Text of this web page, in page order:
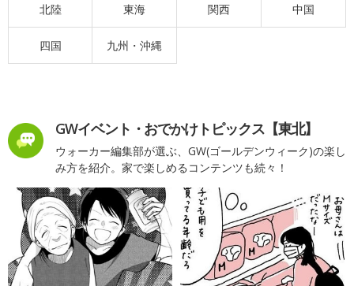
北陸 東海 関西 中国
四国 九州・沖縄
GWイベント・おでかけトピックス【東北】
ウォーカー編集部が選ぶ、GW(ゴールデンウィーク)の楽し
み方を紹介。家で楽しめるコンテンツも続々！